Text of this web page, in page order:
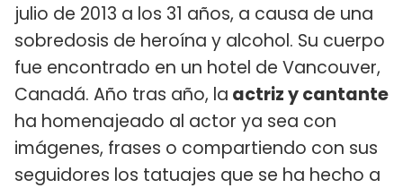
julio de 2013 a los 31 años, a causa de una
sobredosis de heroína y alcohol. Su cuerpo
fue encontrado en un hotel de Vancouver,
Canadá. Año tras año, la actriz y cantante
ha homenajeado al actor ya sea con
imágenes, frases o compartiendo con sus
seguidores los tatuajes que se ha hecho a